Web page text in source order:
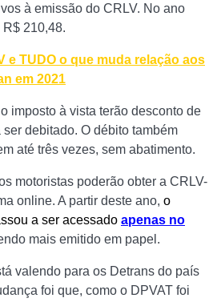
à emissão do CRLV. No ano
210,48.
e TUDO o que muda relação aos
em 2021
imposto à vista terão desconto de
debitado. O débito também
até três vezes, sem abatimento.
motoristas poderão obter a CRLV-
online. A partir deste ano, o
a ser acessado apenas no
mais emitido em papel.
valendo para os Detrans do país
foi que, como o DPVAT foi